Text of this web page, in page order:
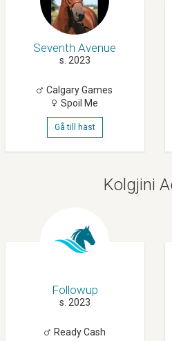
Seventh Avenue
s. 2023
Calgary Games
Spoil Me
Gå till häst
Kolgjini
Followup
s. 2023
Ready Cash